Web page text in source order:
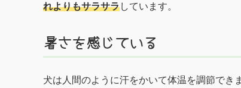
れよりもサラサラしています。
暑さを感じている
犬は人間のように汗をかいて体温を調節でき